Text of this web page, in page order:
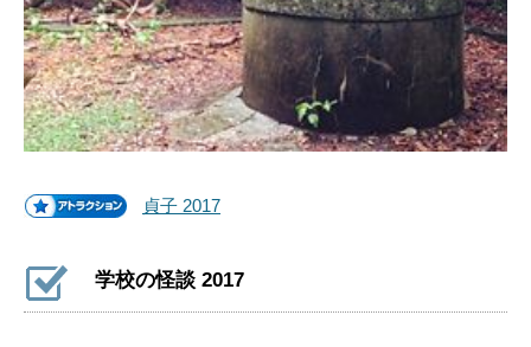
貞子 2017
学校の怪談 2017